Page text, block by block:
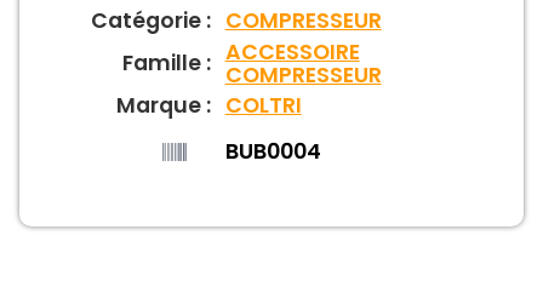
Catégorie : COMPRESSEUR
Famille :ACCESSOIRE
COMPRESSEUR
Marque : COLTRI
BUB0004